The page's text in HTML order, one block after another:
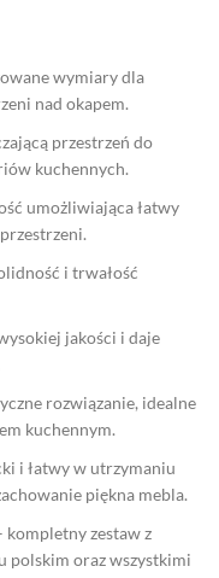
wymiary dla
nad okapem.
przestrzeń do
kuchennych.
umożliwiająca łatwy
i trwałość
jakości i daje
rozwiązanie, idealne
kuchennym.
i łatwy w utrzymaniu
piękna mebla.
kompletny zestaw z
polskim oraz wszystkimi